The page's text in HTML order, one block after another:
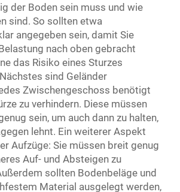
der Boden sein muss und wie
sind. So sollten etwa
angegeben sein, damit Sie
nach oben gebracht
das Risiko eines Sturzes
sind Geländer
Zwischengeschoss benötigt
zu verhindern. Diese müssen
sein, um auch dann zu halten,
lehnt. Ein weiterer Aspekt
Aufzüge: Sie müssen breit genug
Auf- und Absteigen zu
sollten Bodenbeläge und
Material ausgelegt werden,